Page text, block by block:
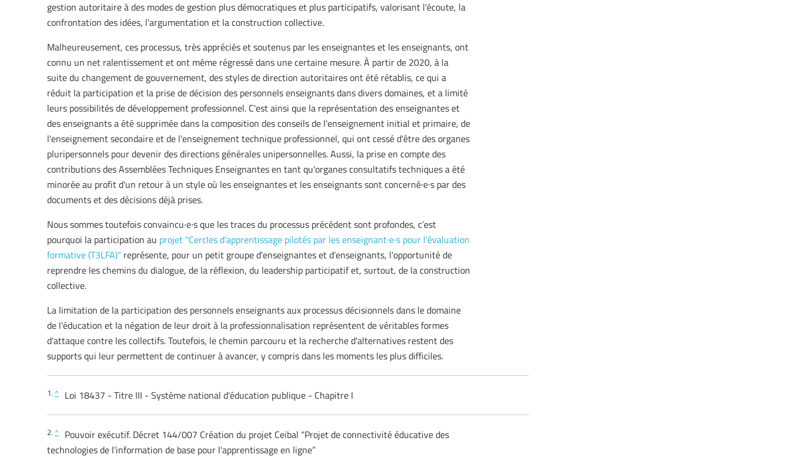
gestion autoritaire à des modes de gestion plus démocratiques et plus participatifs, valorisant l'écoute, la
confrontation des idées, l'argumentation et la construction collective.
Malheureusement, ces processus, très appréciés et soutenus par les enseignantes et les enseignants, ont
connu un net ralentissement et ont même régressé dans une certaine mesure. À partir de 2020, à la
suite du changement de gouvernement, des styles de direction autoritaires ont été rétablis, ce qui a
réduit la participation et la prise de décision des personnels enseignants dans divers domaines, et a limité
leurs possibilités de développement professionnel. C'est ainsi que la représentation des enseignantes et
des enseignants a été supprimée dans la composition des conseils de l'enseignement initial et primaire, de
l'enseignement secondaire et de l'enseignement technique professionnel, qui ont cessé d'être des organes
pluripersonnels pour devenir des directions générales unipersonnelles. Aussi, la prise en compte des
contributions des Assemblées Techniques Enseignantes en tant qu'organes consultatifs techniques a été
minorée au profit d'un retour à un style où les enseignantes et les enseignants sont concerné∙e∙s par des
documents et des décisions déjà prises.
Nous sommes toutefois convaincu∙e∙s que les traces du processus précédent sont profondes, c’est
pourquoi la participation au projet "Cercles d'apprentissage pilotés par les enseignant∙e∙s pour l'évaluation
formative (T3LFA)” représente, pour un petit groupe d'enseignantes et d’enseignants, l'opportunité de
reprendre les chemins du dialogue, de la réflexion, du leadership participatif et, surtout, de la construction
collective.
La limitation de la participation des personnels enseignants aux processus décisionnels dans le domaine
de l'éducation et la négation de leur droit à la professionnalisation représentent de véritables formes
d'attaque contre les collectifs. Toutefois, le chemin parcouru et la recherche d'alternatives restent des
supports qui leur permettent de continuer à avancer, y compris dans les moments les plus difficiles.
1. ^ Loi 18437 - Titre III - Système national d'éducation publique - Chapitre I
2. ^
Pouvoir exécutif. Décret 144/007 Création du projet Ceibal “Projet de connectivité éducative des
technologies de l'information de base pour l'apprentissage en ligne”